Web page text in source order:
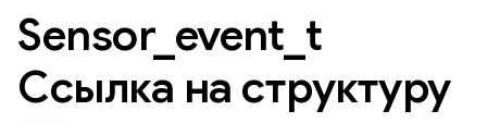
Sensor_ event t
Ссылка на структуру